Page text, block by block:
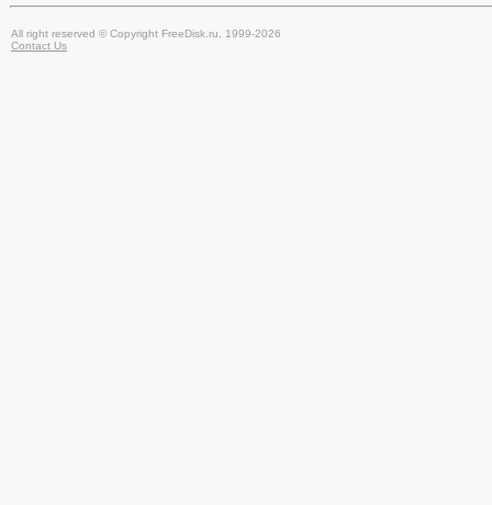
All right reserved © Copyright FreeDisk.ru, 1999-2026
Contact Us